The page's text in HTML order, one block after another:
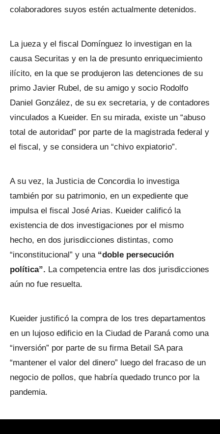
colaboradores suyos estén actualmente detenidos.
La jueza y el fiscal Domínguez lo investigan en la
causa Securitas y en la de presunto enriquecimiento
ilícito, en la que se produjeron las detenciones de su
primo Javier Rubel, de su amigo y socio Rodolfo
Daniel González, de su ex secretaria, y de contadores
vinculados a Kueider. En su mirada, existe un “abuso
total de autoridad” por parte de la magistrada federal y
el fiscal, y se considera un “chivo expiatorio”.
A su vez, la Justicia de Concordia lo investiga
también por su patrimonio, en un expediente que
impulsa el fiscal José Arias. Kueider calificó la
existencia de dos investigaciones por el mismo
hecho, en dos jurisdicciones distintas, como
“inconstitucional” y una“doble persecución
política”. La competencia entre las dos jurisdicciones
aún no fue resuelta.
Kueider justificó la compra de los tres departamentos
en un lujoso edificio en la Ciudad de Paraná como una
“inversión” por parte de su firma Betail SA para
“mantener el valor del dinero” luego del fracaso de un
negocio de pollos, que habría quedado trunco por la
pandemia.